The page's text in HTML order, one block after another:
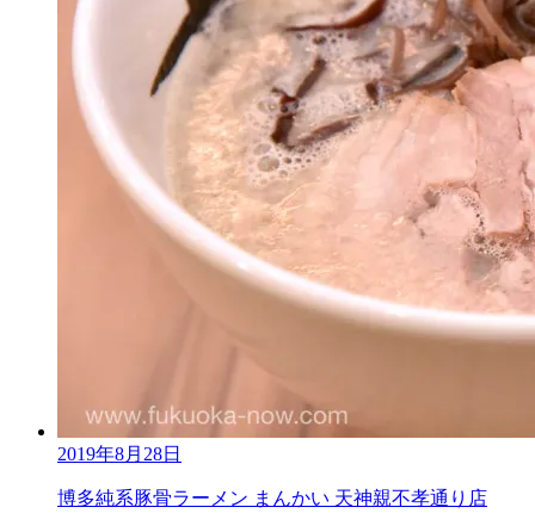
2019年8月28日
博多純系豚骨ラーメン まんかい 天神親不孝通り店